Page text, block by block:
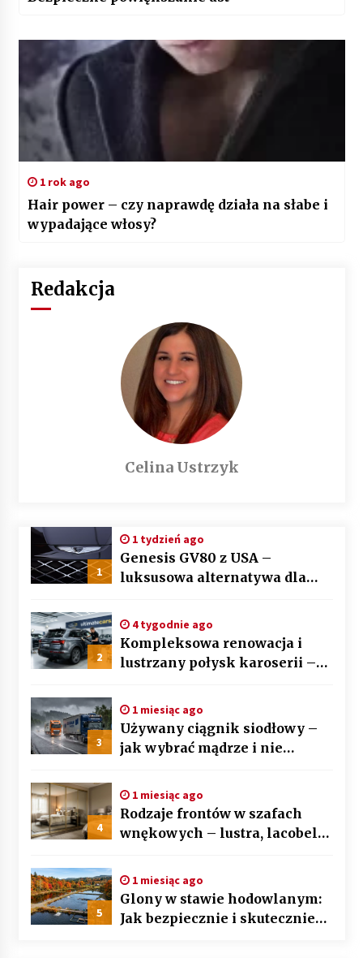
1 rok ago
Hair power – czy naprawdę działa na słabe i
wypadające włosy?
Redakcja
Celina Ustrzyk
1
1 tydzień ago
Genesis GV80 z USA –
luksusowa alternatywa dla
2
4 tygodnie ago
Kompleksowa renowacja i
lustrzany połysk karoserii –
3
1 miesiąc ago
Używany ciągnik siodłowy –
jak wybrać mądrze i nie
po kroku
4
1 miesiąc ago
Rodzaje frontów w szafach
wnękowych – lustra, lacobel
5
1 miesiąc ago
Glony w stawie hodowlanym:
Jak bezpiecznie i skutecznie